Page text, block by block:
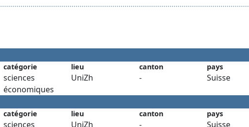
catégorie lieu canton pays
sciences
économiques
UniZh - Suisse
catégorie lieu canton pays
sciences
UniZh - Suisse